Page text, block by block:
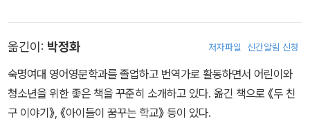
문제를 섬세하게 그린다는 평가를 받고 있습니다. 대표작으로는 <모
리스 할머니의 비밀>, <방관자>, <반란>, <두 친구 이야기> 등이 있
습니다. 세 아이의 어머니로, 지금은 네덜란드 헤이그와 프랑스를 오
가며 살고 있습니다.
옮긴이: 박정화 저자파일 신간알림 신청
숙명여대 영어영문학과를 졸업하고 번역가로 활동하면서 어린이와
청소년을 위한 좋은 책을 꾸준히 소개하고 있다. 옮긴 책으로 《두 친
구 이야기》, 《아이들이 꿈꾸는 학교》 등이 있다.